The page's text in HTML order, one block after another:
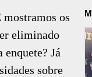
mostramos os
eliminado
Já
sobre